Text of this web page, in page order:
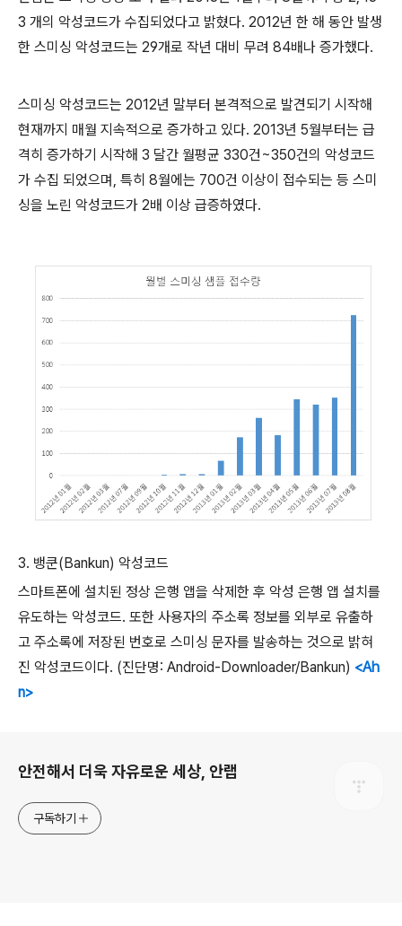
3 개의 악성코드가 수집되었다고 밝혔다. 2012년 한 해 동안 발생
한 스미싱 악성코드는 29개로 작년 대비 무려 84배나 증가했다.
스미싱 악성코드는 2012년 말부터 본격적으로 발견되기 시작해
현재까지 매월 지속적으로 증가하고 있다. 2013년 5월부터는 급
격히 증가하기 시작해 3 달간 월평균 330건 ~350건의 악성코드
가 수집 되었으며, 특히 8월에는 700건 이상이 접수되는 등 스미
싱을 노린 악성코드가 2배 이상 급증하였다.
3. 뱅쿤(Bankun) 악성코드
스마트폰에 설치된 정상 은행 앱을 삭제한 후 악성 은행 앱 설치를
유도하는 악성코드. 또한 사용자의 주소록 정보를 외부로 유출하
고 주소록에 저장된 번호로 스미싱 문자를 발송하는 것으로 밝혀
진 악성코드이다. (진단명: Android-Downloader/Bankun) <Ah
n>
안전해서 더욱 자유로운 세상, 안랩
구독하기